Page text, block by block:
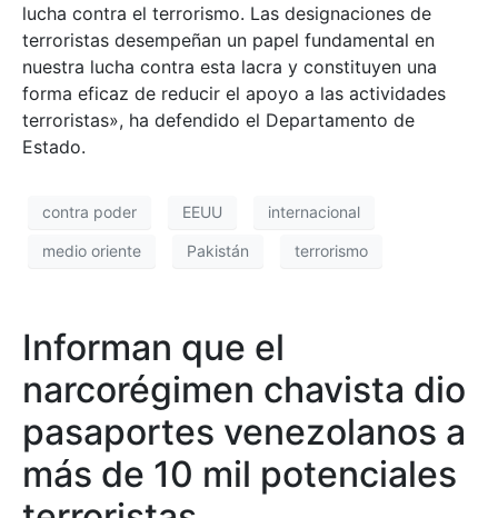
lucha contra el terrorismo. Las designaciones de
terroristas desempeñan un papel fundamental en
nuestra lucha contra esta lacra y constituyen una
forma eficaz de reducir el apoyo a las actividades
terroristas», ha defendido el Departamento de
Estado.
contra poder EEUU internacional
medio oriente Pakistán terrorismo
Informan que el
narcorégimen chavista dio
pasaportes venezolanos a
más de 10 mil potenciales